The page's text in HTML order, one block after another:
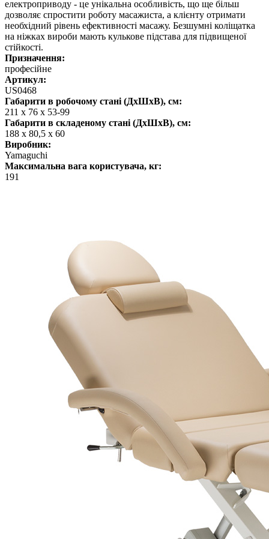
електроприводу - це унікальна особливість, що ще більш
дозволяє спростити роботу масажиста, а клієнту отримати
необхідний рівень ефективності масажу. Безшумні коліщатка
на ніжках вироби мають кулькове підстава для підвищеної
стійкості.
Призначення:
професійне
Артикул:
US0468
Габарити в робочому стані (ДхШхВ), см:
211 х 76 х 53-99
Габарити в складеному стані (ДхШхВ), см:
188 х 80,5 х 60
Виробник:
Yamaguchi
Максимальна вага користувача, кг:
191